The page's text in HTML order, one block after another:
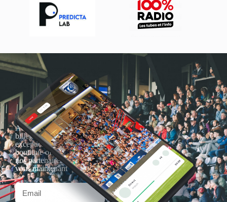
Actualités, nouveautés,
billetterie, remises
exceptionnelles dans la
boutique officielles & chez
nos partenaires… Inscrivez-
vous maintenant